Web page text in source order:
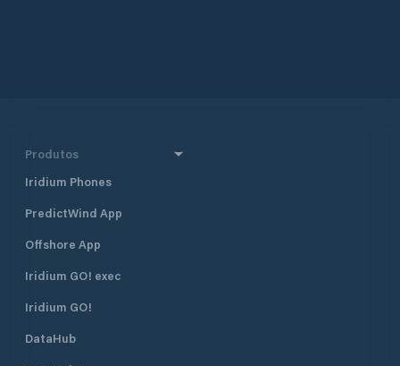
Produtos
Iridium Phones
PredictWind App
Offshore App
Iridium GO! exec
Iridium GO!
DataHub